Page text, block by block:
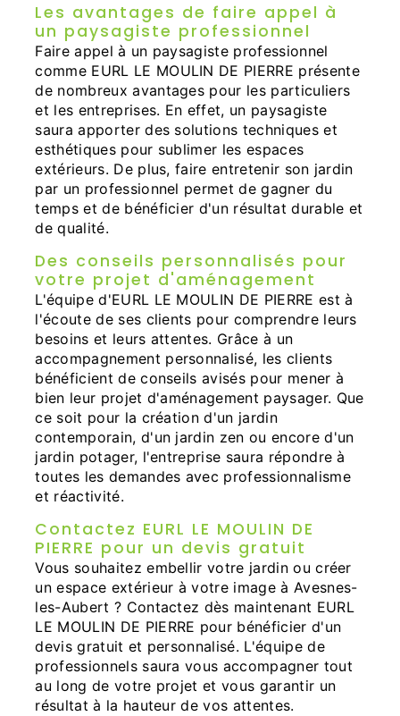
Les avantages de faire appel à
un paysagiste professionnel
Faire appel à un paysagiste professionnel
comme EURL LE MOULIN DE PIERRE présente
de nombreux avantages pour les particuliers
et les entreprises. En effet, un paysagiste
saura apporter des solutions techniques et
esthétiques pour sublimer les espaces
extérieurs. De plus, faire entretenir son jardin
par un professionnel permet de gagner du
temps et de bénéficier d'un résultat durable et
de qualité.
Des conseils personnalisés pour
votre projet d'aménagement
L'équipe d'EURL LE MOULIN DE PIERRE est à
l'écoute de ses clients pour comprendre leurs
besoins et leurs attentes. Grâce à un
accompagnement personnalisé, les clients
bénéficient de conseils avisés pour mener à
bien leur projet d'aménagement paysager. Que
ce soit pour la création d'un jardin
contemporain, d'un jardin zen ou encore d'un
jardin potager, l'entreprise saura répondre à
toutes les demandes avec professionnalisme
et réactivité.
Contactez EURL LE MOULIN DE
PIERRE pour un devis gratuit
Vous souhaitez embellir votre jardin ou créer
un espace extérieur à votre image à Avesnes-
les-Aubert ? Contactez dès maintenant EURL
LE MOULIN DE PIERRE pour bénéficier d'un
devis gratuit et personnalisé. L'équipe de
professionnels saura vous accompagner tout
au long de votre projet et vous garantir un
résultat à la hauteur de vos attentes.